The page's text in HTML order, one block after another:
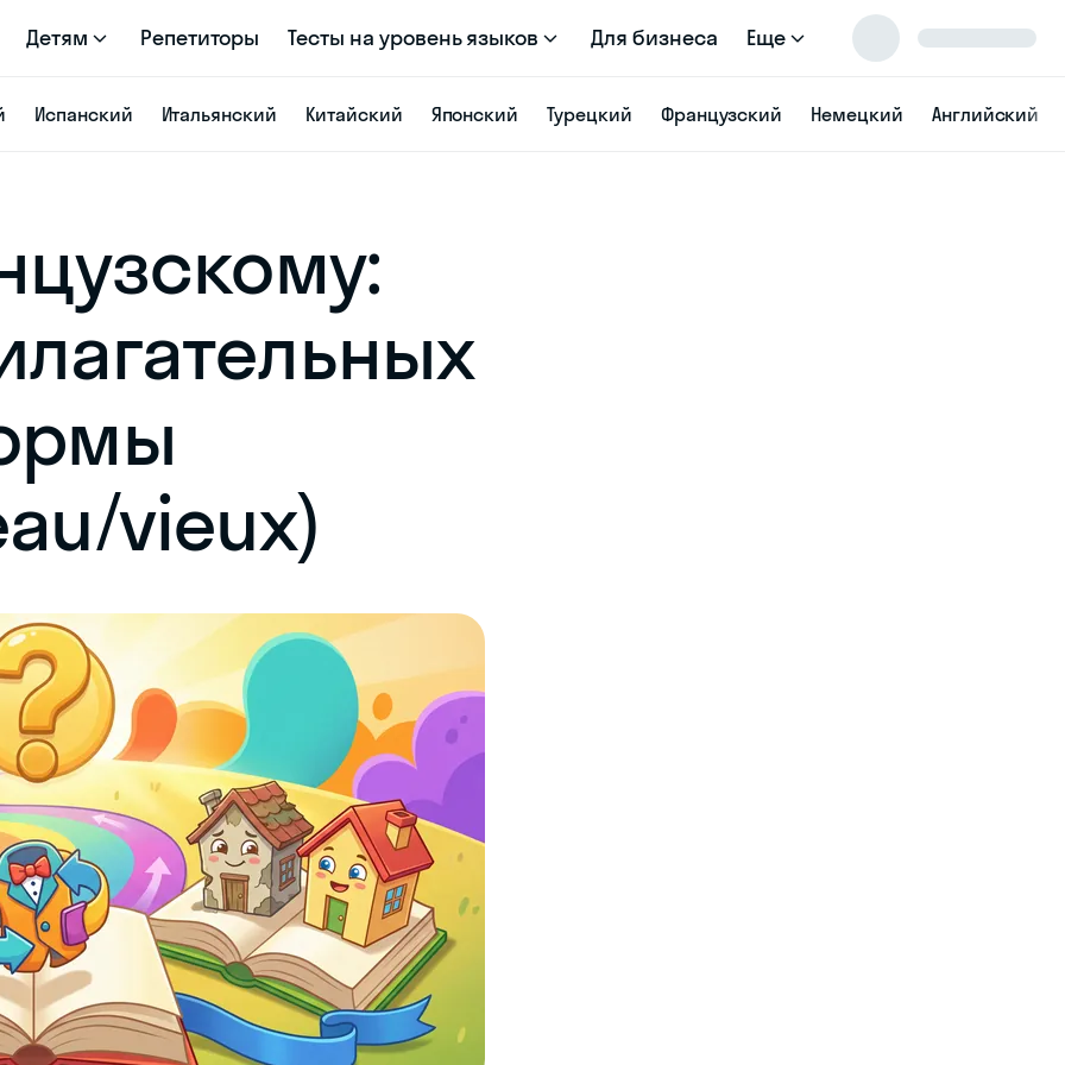
Детям Репетиторы Тесты на уровень языков Для бизнеса Еще
Испанский Итальянский Китайский Японский Турецкий Французский Немецкий Английский
vieux)